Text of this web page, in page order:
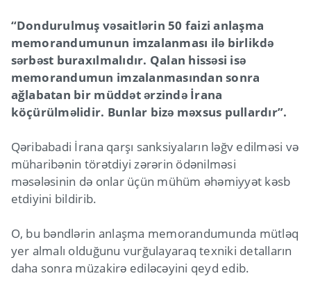
“Dondurulmuş vəsaitlərin 50 faizi anlaşma
memorandumunun imzalanması ilə birlikdə
sərbəst buraxılmalıdır. Qalan hissəsi isə
memorandumun imzalanmasından sonra
ağlabatan bir müddət ərzində İrana
köçürülməlidir. Bunlar bizə məxsus pullardır”.
Qəribabadi İrana qarşı sanksiyaların ləğv edilməsi və
müharibənin törətdiyi zərərin ödənilməsi
məsələsinin də onlar üçün mühüm əhəmiyyət kəsb
etdiyini bildirib.
O, bu bəndlərin anlaşma memorandumunda mütləq
yer almalı olduğunu vurğulayaraq texniki detalların
daha sonra müzakirə ediləcəyini qeyd edib.